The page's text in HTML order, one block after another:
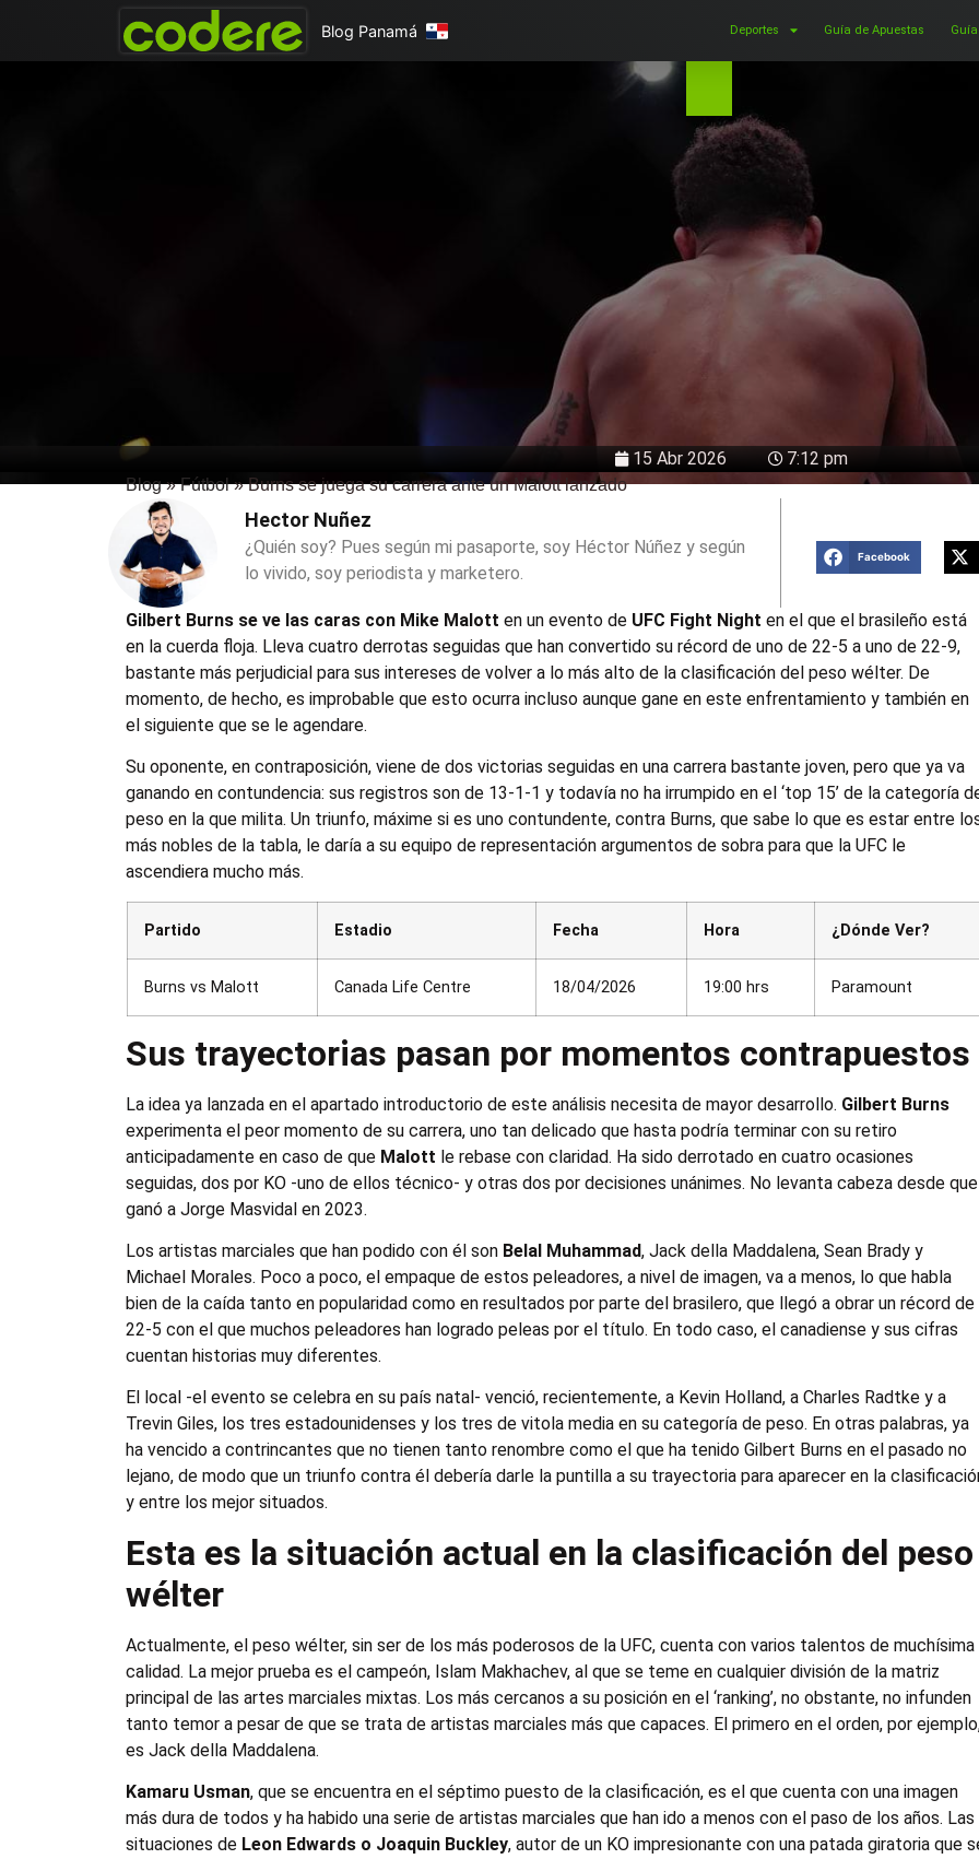
Blog Panamá Deportes Guía de Apuestas
15 Abr 2026 7:12 pm
Blog»Fútbol»Burns se juega su carrera ante un Malott lanzado
Hector Nuñez
¿Quién soy? Pues según mi pasaporte, soy Héctor Núñez y según
lo vivido, soy periodista y marketero.
Facebook
Gilbert Burns se ve las caras con Mike Malott en un evento de UFC Fight Nighten el que el brasileño está
en la cuerda floja. Lleva cuatro derrotas seguidas que han convertido su récord de uno de 22-5 a uno de 22-9,
bastante más perjudicial para sus intereses de volver a lo más alto de la clasificación del peso wélter. De
momento, de hecho, es improbable que esto ocurra incluso aunque gane en este enfrentamiento y también en
el siguiente que se le agendare.
Su oponente, en contraposición, viene de dos victorias seguidas en una carrera bastante joven, pero que ya va
ganando en contundencia: sus registros son de 13-1-1 y todavía no ha irrumpido en el ‘top 15’ de la categoría
peso en la que milita. Un triunfo, máxime si es uno contundente, contra Burns, que sabe lo que es estar entre
más nobles de la tabla, le daría a su equipo de representación argumentos de sobra para que la UFC le
ascendiera mucho más.
Partido Estadio Fecha Hora ¿Dónde Ver?
Burns vs Malott Canada Life Centre 18/04/2026 19:00 hrs Paramount
Sus trayectorias pasan por momentos contrapuestos
La idea ya lanzada en el apartado introductorio de este análisis necesita de mayor desarrollo. Gilbert Burns
experimenta el peor momento de su carrera, uno tan delicado que hasta podría terminar con su retiro
anticipadamente en caso de que Malott le rebase con claridad. Ha sido derrotado en cuatro ocasiones
seguidas, dos por KO -uno de ellos técnico- y otras dos por decisiones unánimes. No levanta cabeza desde que
ganó a Jorge Masvidal en 2023.
Los artistas marciales que han podido con él son Belal Muhammad, Jack della Maddalena, Sean Brady y
Michael Morales. Poco a poco, el empaque de estos peleadores, a nivel de imagen, va a menos, lo que habla
bien de la caída tanto en popularidad como en resultados por parte del brasilero, que llegó a obrar un récord de
22-5 con el que muchos peleadores han logrado peleas por el título. En todo caso, el canadiense y sus cifras
cuentan historias muy diferentes.
El local -el evento se celebra en su país natal- venció, recientemente, a Kevin Holland, a Charles Radtke y a
Trevin Giles, los tres estadounidenses y los tres de vitola media en su categoría de peso. En otras palabras, ya
ha vencido a contrincantes que no tienen tanto renombre como el que ha tenido Gilbert Burns en el pasado no
lejano, de modo que un triunfo contra él debería darle la puntilla a su trayectoria para aparecer en la
y entre los mejor situados.
Esta es la situación actual en la clasificación del peso
wélter
Actualmente, el peso wélter, sin ser de los más poderosos de la UFC, cuenta con varios talentos de muchísima
calidad. La mejor prueba es el campeón, Islam Makhachev, al que se teme en cualquier división de la matriz
principal de las artes marciales mixtas. Los más cercanos a su posición en el ‘ranking’, no obstante, no infunden
tanto temor a pesar de que se trata de artistas marciales más que capaces. El primero en el orden, por
es Jack della Maddalena.
Kamaru Usman, que se encuentra en el séptimo puesto de la clasificación, es el que cuenta con una imagen
más dura de todos y ha habido una serie de artistas marciales que han ido a menos con el paso de los años. Las
situaciones de Leon Edwards o Joaquin Buckley, autor de un KO impresionante con una patada giratoria que